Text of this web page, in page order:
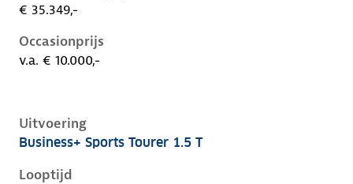
€ 35.349,-
Occasionprijs
v.a. € 10.000,-
Uitvoering
Opel Insignia b, sports tourer 1.5 t, 103 kW, Benzine,
Business+ Sports Tourer 1.5 T
Looptijd